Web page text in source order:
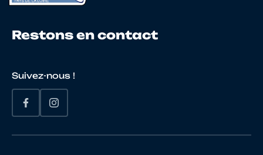
Restons en contact
Suivez-nous !